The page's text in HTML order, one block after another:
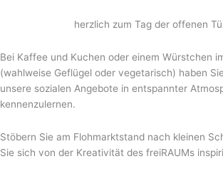
herzlich zum Tag der offenen
Bei Kaffee und Kuchen oder einem Würstchen
(wahlweise Geflügel oder vegetarisch) haben
unsere sozialen Angebote in entspannter
kennenzulernen.
Stöbern Sie am Flohmarktstand nach kleinen
Sie sich von der Kreativität des freiRAUMs